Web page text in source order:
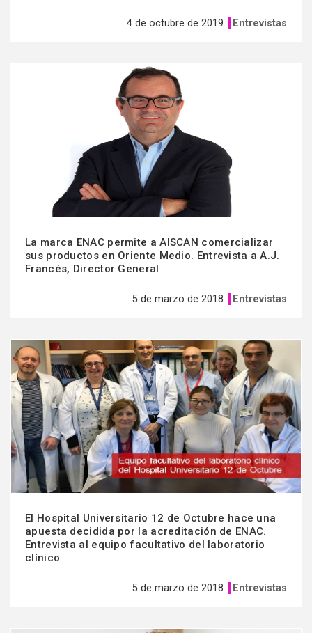
4 de octubre de 2019 Entrevistas
La marca ENAC permite a AISCAN comercializar
sus productos en Oriente Medio. Entrevista a A.J.
Francés, Director General
5 de marzo de 2018 Entrevistas
El Hospital Universitario 12 de Octubre hace una
apuesta decidida por la acreditación de ENAC.
Entrevista al equipo facultativo del laboratorio
clínico
5 de marzo de 2018 Entrevistas
Ver
más